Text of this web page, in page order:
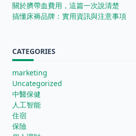
關於臍帶血費用，這篇一次說清楚
搞懂床褥品牌：實用資訊與注意事項
CATEGORIES
marketing
Uncategorized
中醫保健
人工智能
住宿
保險